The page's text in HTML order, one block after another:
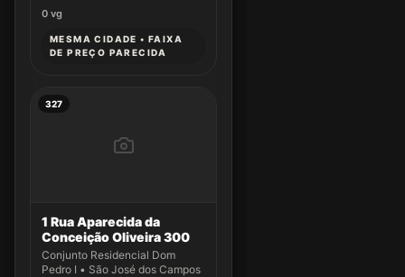
0 vg
MESMA CIDADE • FAIXA
DE PREÇO PARECIDA
327
1 Rua Aparecida da
Conceição Oliveira 300
Conjunto Residencial Dom
Pedro I • São José dos Campos